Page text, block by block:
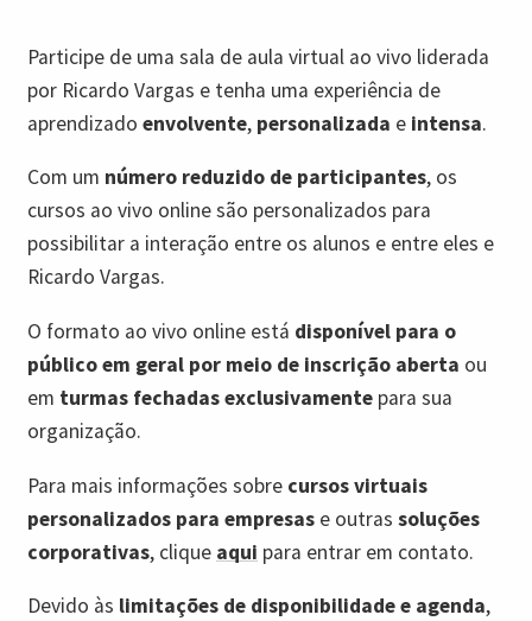
Participe de uma sala de aula virtual ao vivo liderada
por Ricardo Vargas e tenha uma experiência de
aprendizado envolvente, personalizada e intensa.
Com um número reduzido de participantes, os
cursos ao vivo online são personalizados para
possibilitar a interação entre os alunos e entre eles e
Ricardo Vargas.
O formato ao vivo online está disponível para o
público em geral por meio de inscrição aberta ou
em turmas fechadas exclusivamente para sua
organização.
Para mais informações sobre cursos virtuais
personalizados para empresas e outras soluções
corporativas, clique aqui para entrar em contato.
Devido às limitações de disponibilidade e agenda,